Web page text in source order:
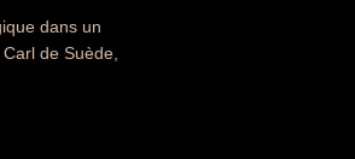
dans un
de Suède,